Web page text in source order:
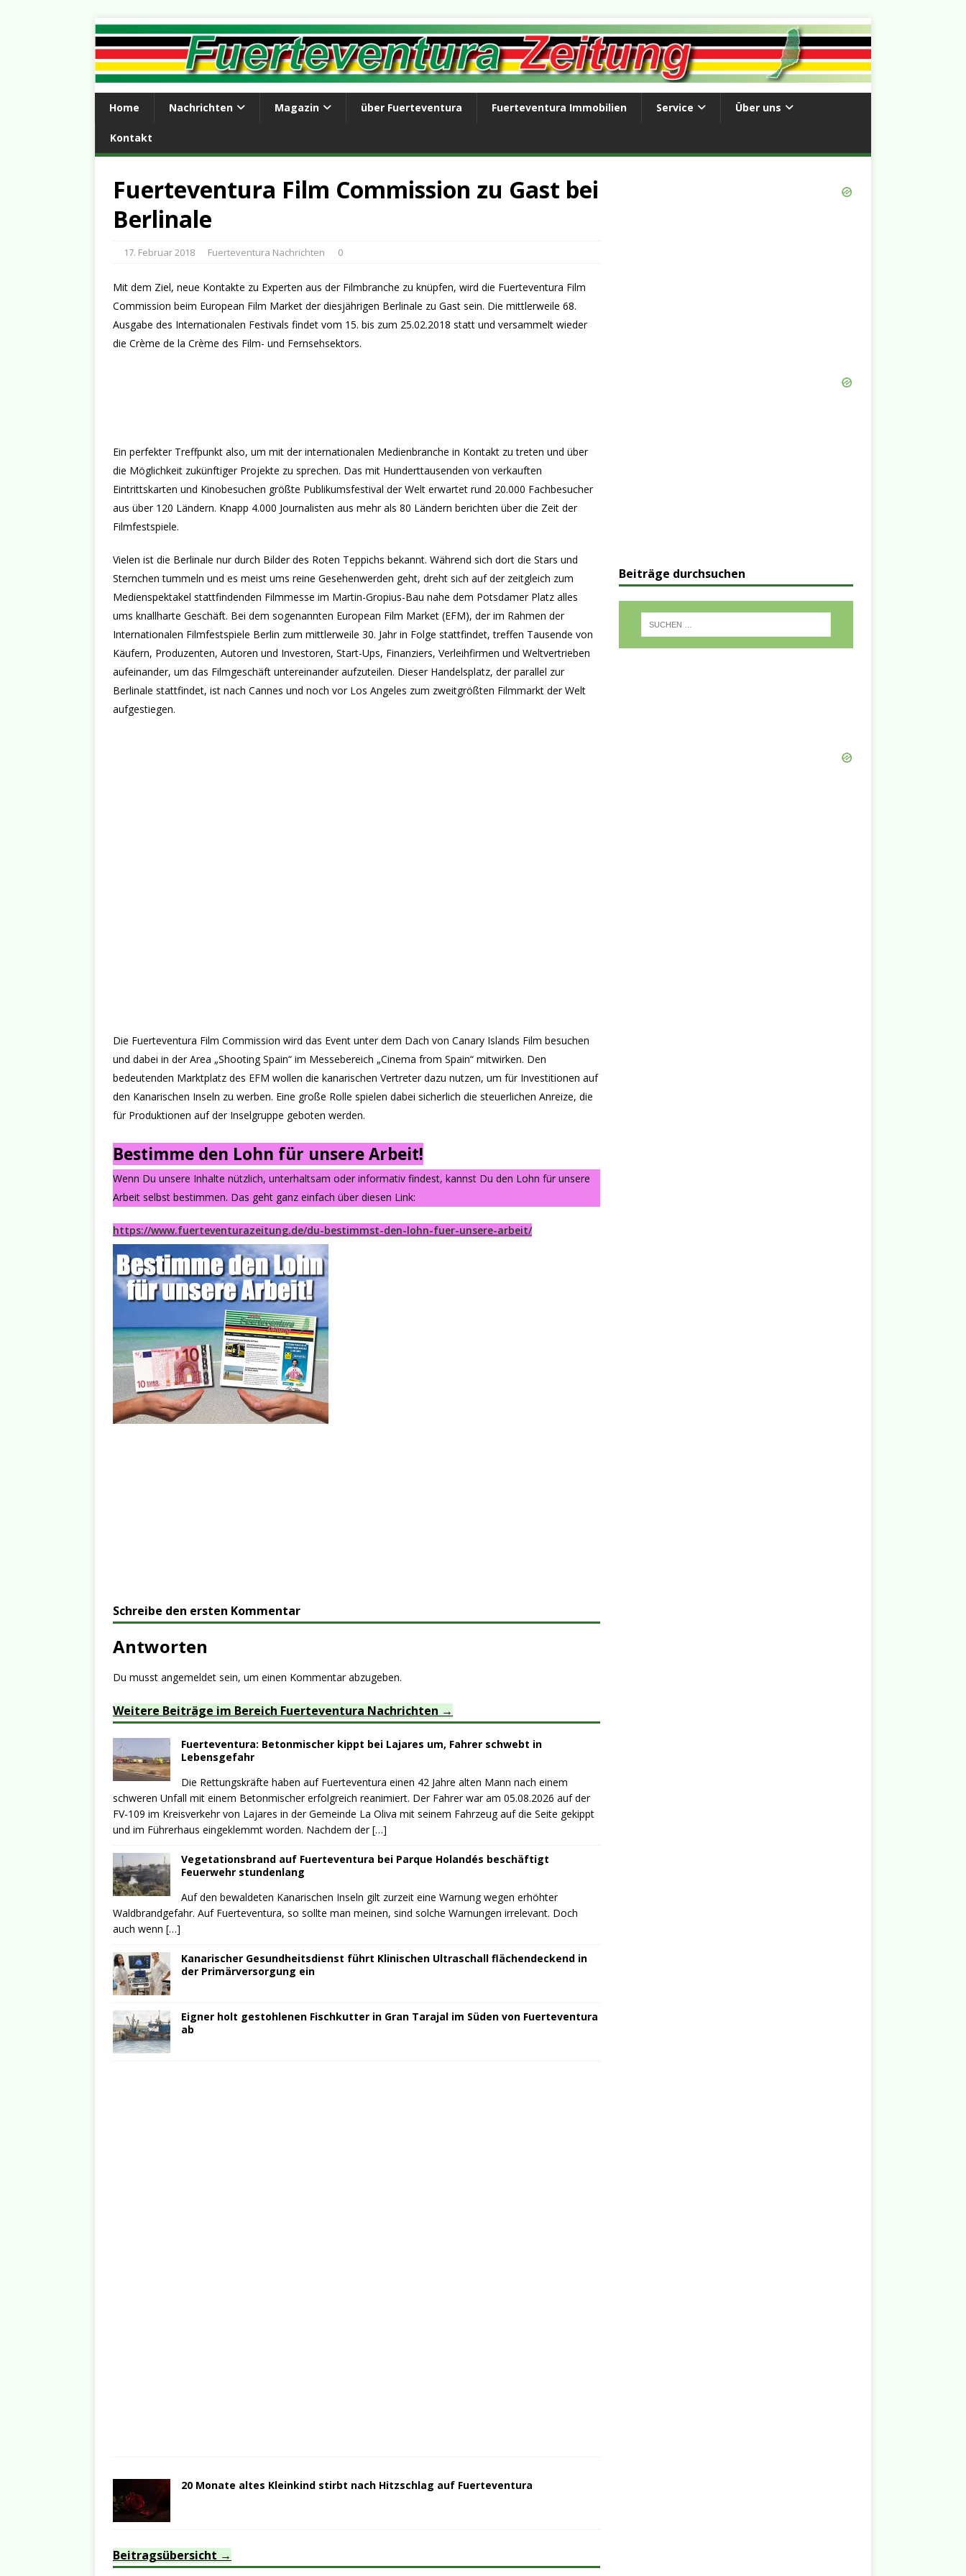
Home Nachrichten Magazin über Fuerteventura Fuerteventura Immobilien Service Über uns
Kontakt
Fuerteventura Film Commission zu Gast bei
Berlinale
17. Februar 2018 Fuerteventura Nachrichten 0
Mit dem Ziel, neue Kontakte zu Experten aus der Filmbranche zu knüpfen, wird die Fuerteventura Film
Commission beim European Film Market der diesjährigen Berlinale zu Gast sein. Die mittlerweile 68.
Ausgabe des Internationalen Festivals findet vom 15. bis zum 25.02.2018 statt und versammelt wieder
die Crème de la Crème des Film- und Fernsehsektors.
Ein perfekter Treffpunkt also, um mit der internationalen Medienbranche in Kontakt zu treten und über
die Möglichkeit zukünftiger Projekte zu sprechen. Das mit Hunderttausenden von verkauften
Eintrittskarten und Kinobesuchen größte Publikumsfestival der Welt erwartet rund 20.000 Fachbesucher
aus über 120 Ländern. Knapp 4.000 Journalisten aus mehr als 80 Ländern berichten über die Zeit der
Filmfestspiele.
Vielen ist die Berlinale nur durch Bilder des Roten Teppichs bekannt. Während sich dort die Stars und
Sternchen tummeln und es meist ums reine Gesehenwerden geht, dreht sich auf der zeitgleich zum
Medienspektakel stattfindenden Filmmesse im Martin-Gropius-Bau nahe dem Potsdamer Platz alles
ums knallharte Geschäft. Bei dem sogenannten European Film Market (EFM), der im Rahmen der
Internationalen Filmfestspiele Berlin zum mittlerweile 30. Jahr in Folge stattfindet, treffen Tausende von
Käufern, Produzenten, Autoren und Investoren, Start-Ups, Finanziers, Verleihfirmen und Weltvertrieben
aufeinander, um das Filmgeschäft untereinander aufzuteilen. Dieser Handelsplatz, der parallel zur
Berlinale stattfindet, ist nach Cannes und noch vor Los Angeles zum zweitgrößten Filmmarkt der Welt
aufgestiegen.
Die Fuerteventura Film Commission wird das Event unter dem Dach von Canary Islands Film besuchen
und dabei in der Area „Shooting Spain“ im Messebereich „Cinema from Spain“ mitwirken. Den
bedeutenden Marktplatz des EFM wollen die kanarischen Vertreter dazu nutzen, um für Investitionen auf
den Kanarischen Inseln zu werben. Eine große Rolle spielen dabei sicherlich die steuerlichen Anreize, die
für Produktionen auf der Inselgruppe geboten werden.
Bestimme den Lohn für unsere Arbeit!
Wenn Du unsere Inhalte nützlich, unterhaltsam oder informativ findest, kannst Du den Lohn für unsere
Arbeit selbst bestimmen. Das geht ganz einfach über diesen Link:
https://www.fuerteventurazeitung.de/du-bestimmst-den-lohn-fuer-unsere-arbeit/
Schreibe den ersten Kommentar
Antworten
Du musst angemeldet sein, um einen Kommentar abzugeben.
Weitere Beiträge im Bereich Fuerteventura Nachrichten
Fuerteventura: Betonmischer kippt bei Lajares um, Fahrer schwebt in
Lebensgefahr
Die Rettungskräfte haben auf Fuerteventura einen 42 Jahre alten Mann nach einem
schweren Unfall mit einem Betonmischer erfolgreich reanimiert. Der Fahrer war am 05.08.2026 auf der
FV-109 im Kreisverkehr von Lajares in der Gemeinde La Oliva mit seinem Fahrzeug auf die Seite gekippt
und im Führerhaus eingeklemmt worden. Nachdem der[…]
Vegetationsbrand auf Fuerteventura bei Parque Holandés beschäftigt
Feuerwehr stundenlang
Auf den bewaldeten Kanarischen Inseln gilt zurzeit eine Warnung wegen erhöhter
Waldbrandgefahr. Auf Fuerteventura, so sollte man meinen, sind solche Warnungen irrelevant. Doch
auch wenn […]
Kanarischer Gesundheitsdienst führt Klinischen Ultraschall flächendeckend in
der Primärversorgung ein
Eigner holt gestohlenen Fischkutter in Gran Tarajal im Süden von Fuerteventura
ab
20 Monate altes Kleinkind stirbt nach Hitzschlag auf Fuerteventura
Beitragsübersicht
Beiträge durchsuchen